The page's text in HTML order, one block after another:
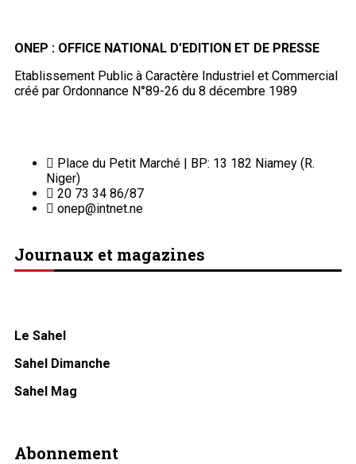
ONEP : OFFICE NATIONAL D’EDITION ET DE PRESSE
Etablissement Public à Caractère Industriel et Commercial
créé par Ordonnance N°89-26 du 8 décembre 1989
Place du Petit Marché | BP: 13 182 Niamey (R.
Niger)
20 73 34 86/87
onep@intnet.ne
Journaux et magazines
Le Sahel
Sahel Dimanche
Sahel Mag
Abonnement